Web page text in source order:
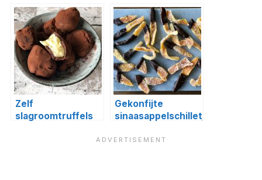
Zelf
slagroomtruffels
Gekonfijte
sinaasappelschilletjes